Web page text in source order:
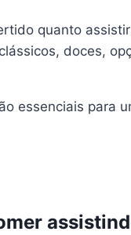
quanto
doces,
essenciais para